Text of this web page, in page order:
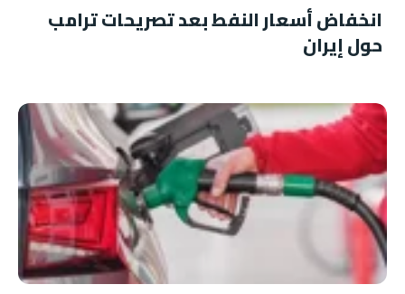
انخفاض أسعار النفط بعد تصريحات ترامب
حول إيران